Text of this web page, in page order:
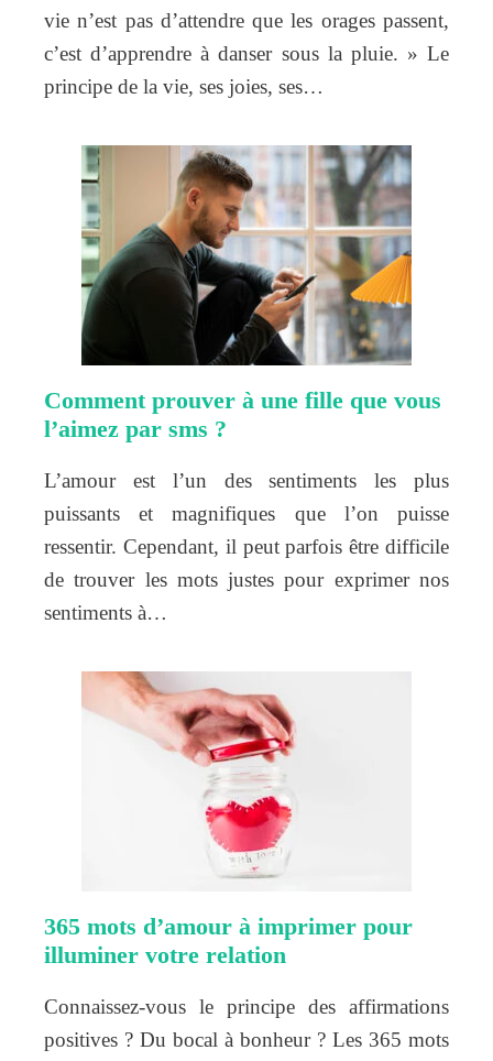
vie n’est pas d’attendre que les orages passent,
c’est d’apprendre à danser sous la pluie. » Le
principe de la vie, ses joies, ses…
Comment prouver à une fille que vous
l’aimez par sms ?
L’amour est l’un des sentiments les plus
puissants et magnifiques que l’on puisse
ressentir. Cependant, il peut parfois être difficile
de trouver les mots justes pour exprimer nos
sentiments à…
365 mots d’amour à imprimer pour
illuminer votre relation
Connaissez-vous le principe des affirmations
positives ? Du bocal à bonheur ? Les 365 mots